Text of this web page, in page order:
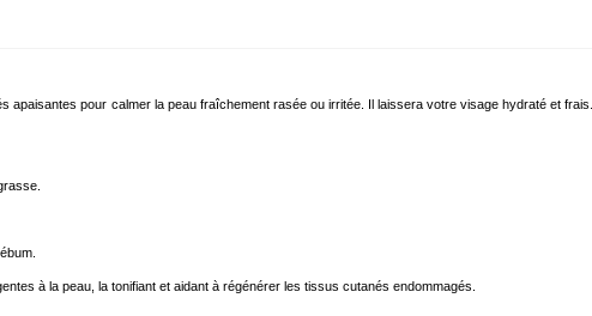
pour calmer la peau fraîchement rasée ou irritée. Il laissera votre visage hydraté et frais.
à la peau, la tonifiant et aidant à régénérer les tissus cutanés endommagés.